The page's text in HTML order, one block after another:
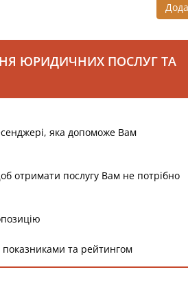
ЮРИДИЧНИХ ПОСЛУГ ТА
яка допоможе Вам
отримати послугу Вам не потрібно
та рейтингом